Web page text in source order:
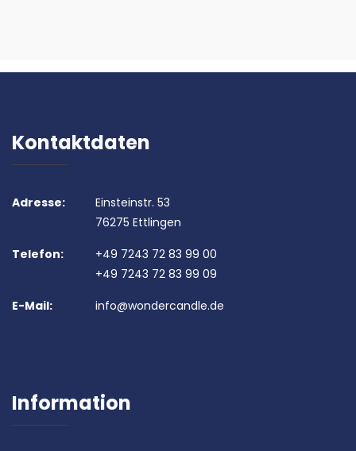
Kontaktdaten
Adresse:
Einsteinstr. 53
76275 Ettlingen
Telefon:
+49 7243 72 83 99 00
+49 7243 72 83 99 09
E-Mail:
info@wondercandle.de
Information